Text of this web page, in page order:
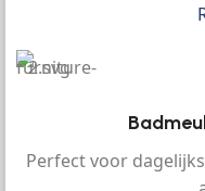
Perfect voor